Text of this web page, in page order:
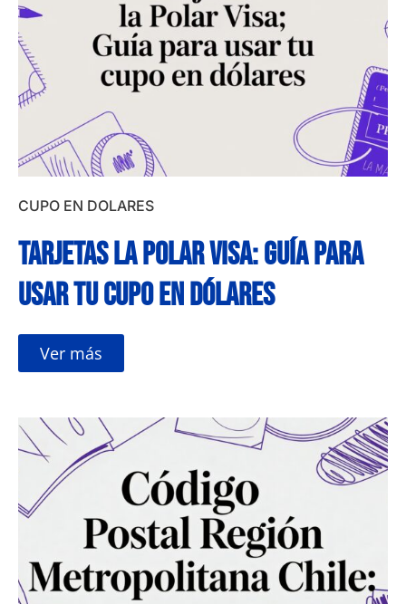
CUPO EN DOLARES
Tarjetas La Polar Visa: Guía para
Usar tu Cupo en Dólares
Ver más